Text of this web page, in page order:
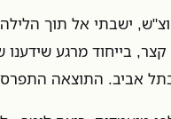
ישבתי אל תוך
בייחוד מרגע שידענו
אביב. התוצאה